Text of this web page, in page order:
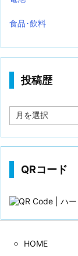
食品･飲料
投稿歴
稿
QRコード
HOME